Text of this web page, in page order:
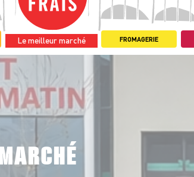
Le meilleur marché FROMAGERIE